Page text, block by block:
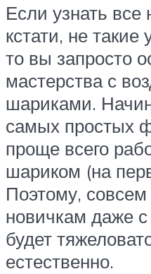
Если узнать
кстати, не
то вы запросто
мастерства с
шариками.
самых простых
проще всего
шариком (на
Поэтому,
новичкам даже
будет
естественно.